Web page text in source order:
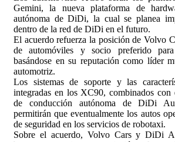
Gemini, la nueva plataforma de
autónoma de DiDi, la cual se planea
dentro de la red de DiDi en el futuro.
El acuerdo refuerza la posición de Volvo
de automóviles y socio preferido para
basándose en su reputación como líder
automotriz.
Los sistemas de soporte y las
integradas en los XC90, combinados con
de conducción autónoma de DiDi
permitirán que eventualmente los autos
de seguridad en los servicios de robotaxi.
Sobre el acuerdo, Volvo Cars y DiDi